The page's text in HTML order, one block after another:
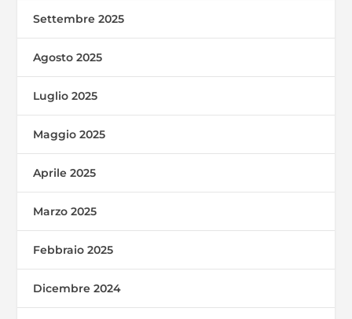
Settembre 2025
Agosto 2025
Luglio 2025
Maggio 2025
Aprile 2025
Marzo 2025
Febbraio 2025
Dicembre 2024